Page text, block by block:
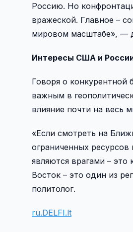
Россию. Но
вражеской. Главное –
мировом масштабе», —
Интересы США и
Говоря о конкурентной
важным в
влияние почти на весь
«Если смотреть на
ограниченных
являются врагами –
Восток – это один из
политолог.
ru.DELFI.lt